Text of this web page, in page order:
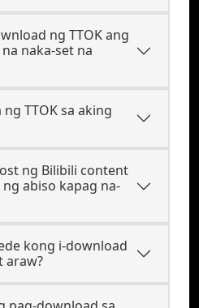
ng TTOK ang
naka-set na
TTOK sa aking
ng Bilibili content
abiso kapag na-
kong i-download
araw?